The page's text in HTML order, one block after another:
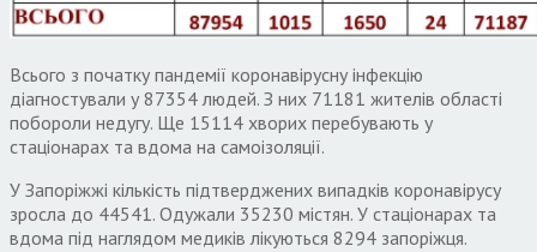
Всього з початку пандемії коронавірусну інфекцію
діагностували у 87354 людей. З них 71181 жителів області
побороли недугу. Ще 15114 хворих перебувають у
стаціонарах та вдома на самоізоляції.
У Запоріжжі кількість підтверджених випадків коронавірусу
зросла до 44541. Одужали 35230 містян. У стаціонарах та
вдома під наглядом медиків лікуються 8294 запоріжця.